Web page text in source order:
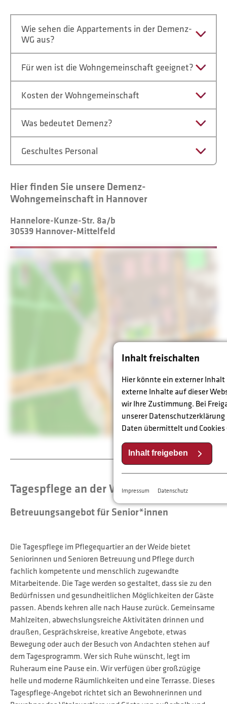
Wie sehen die Appartements in der Demenz-
WG aus?
Für wen ist die Wohngemeinschaft geeignet?
Kosten der Wohngemeinschaft
Was bedeutet Demenz?
Geschultes Personal
Hier finden Sie unsere Demenz-
Wohngemeinschaft in Hannover
Hannelore-Kunze-Str. 8a/b
30539 Hannover-Mittelfeld
Inhalt freischalten
Hier könnte ein externer
externe Inhalte auf dieser
wir Ihre Zustimmung. Bei
unserer Datenschutzerklärung
Daten übermittelt und
Inhalt freigeben
Impressum Datenschutz
Tagespflege an der Weide
Betreuungsangebot für Senior*innen
Die Tagespflege im Pflegequartier an der Weide bietet
Seniorinnen und Senioren Betreuung und Pflege durch
fachlich kompetente und menschlich zugewandte
Mitarbeitende. Die Tage werden so gestaltet, dass sie zu den
Bedürfnissen und gesundheitlichen Möglichkeiten der Gäste
passen. Abends kehren alle nach Hause zurück. Gemeinsame
Mahlzeiten, abwechslungsreiche Aktivitäten drinnen und
draußen, Gesprächskreise, kreative Angebote, etwas
Bewegung oder auch der Besuch von Andachten stehen auf
dem Tagesprogramm. Wer sich Ruhe wünscht, legt im
Ruheraum eine Pause ein. Wir verfügen über großzügige
helle und moderne Räumlichkeiten und eine Terrasse. Dieses
Tagespflege-Angebot richtet sich an Bewohnerinnen und